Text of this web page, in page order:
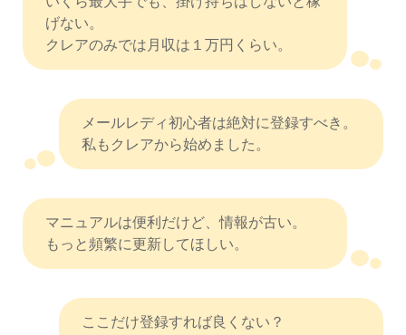
げない。
クレアのみでは月収は１万円くらい。
メールレディ初心者は絶対に登録すべき。
私もクレアから始めました。
マニュアルは便利だけど、情報が古い。
もっと頻繁に更新してほしい。
ここだけ登録すれば良くない？